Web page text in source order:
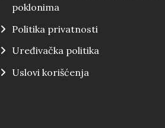
poklonima
Politika privatnosti
Uređivačka politika
Uslovi korišćenja